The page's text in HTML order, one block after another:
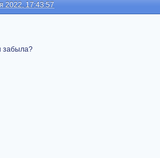
2022, 17:43:57
забыла?